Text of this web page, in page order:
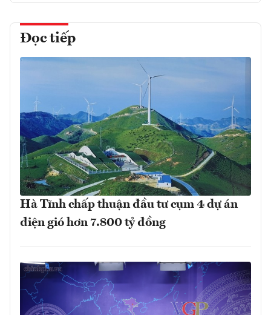
Đọc tiếp
Hà Tĩnh chấp thuận đầu tư cụm 4 dự án
điện gió hơn 7.800 tỷ đồng